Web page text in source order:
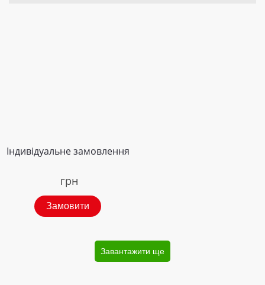
Індивідуальне замовлення
грн
Замовити
Завантажити ще